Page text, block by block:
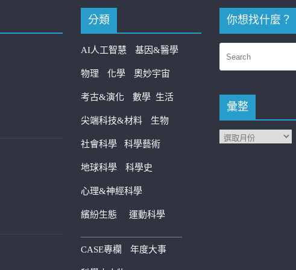
分類
AI人工智慧 基因&醫學
物理 化學 奧妙宇宙
考古&演化 數學 生活
尖端科技&材料 生物
社會科學 科學藝術
地球科學 科學史
心理&神經科學
繽紛生態 運動科學
————————————
CASE專欄 年度大事
你想找什麼？
彙整